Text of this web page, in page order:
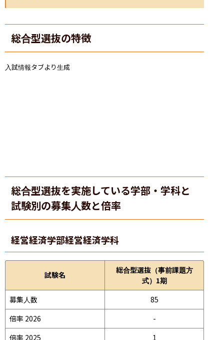
総合型選抜の特徴
入試情報タブより生成
総合型選抜を実施している学部・学科と
試験別の募集人数と倍率
経営経済学部経営経済学科
試験名
総合型選抜（事前課題方
式）1期
募集人数
85
倍率 2026
-
倍率 2025
1